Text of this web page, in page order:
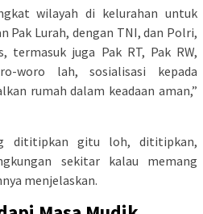
wilayah di kelurahan untuk
Pak Lurah, dengan TNI, dan Polri,
termasuk juga Pak RT, Pak RW,
woro lah, sosialisasi kepada
rumah dalam keadaan aman,”
dititipkan gitu loh, dititipkan,
sekitar kalau memang
menjelaskan.